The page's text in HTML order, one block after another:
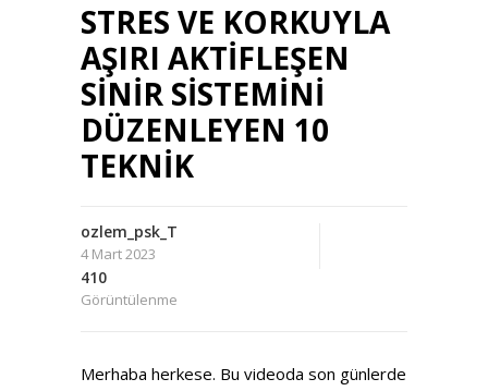
STRES VE KORKUYLA
AŞIRI AKTİFLEŞEN
SİNİR SİSTEMİNİ
DÜZENLEYEN 10
TEKNİK
ozlem_psk_T
4 Mart 2023
410
Görüntülenme
Merhaba herkese. Bu videoda son günlerde